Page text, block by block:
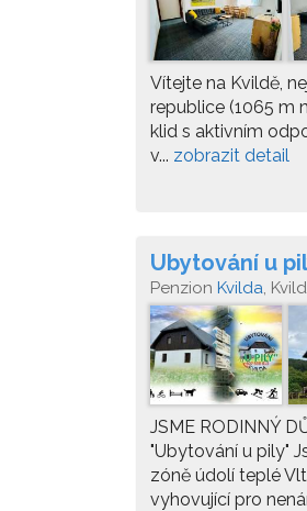
Vítejte na Kvildě,
republice (1065 m
klid s aktivním
v... zobrazit detail
Ubytování u
Penzion Kvilda,
JSME RODINNÝ
"Ubytování u pily"
zóně údolí teplé
vyhovující pro